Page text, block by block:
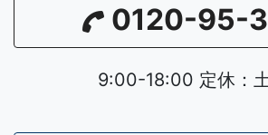
0120-95-
9:00-18:00 定休：